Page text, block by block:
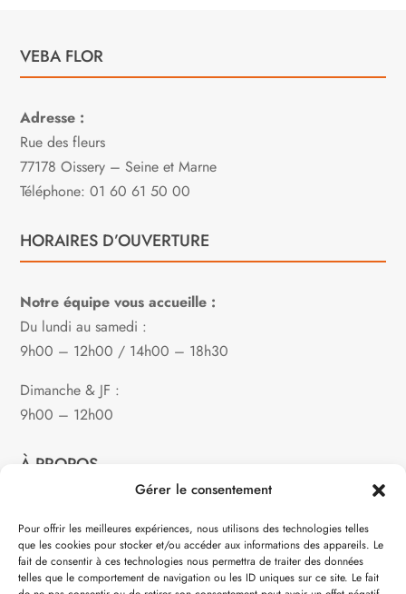
Gérer le consentement
Pour offrir les meilleures expériences, nous utilisons des technologies telles
que les cookies pour stocker et/ou accéder aux informations des appareils. Le
fait de consentir à ces technologies nous permettra de traiter des données
telles que le comportement de navigation ou les ID uniques sur ce site. Le fait
VEBA FLOR
Adresse :
Rue des fleurs
77178 Oissery – Seine et Marne
Téléphone: 01 60 61 50 00
HORAIRES D’OUVERTURE
Notre équipe vous accueille :
Du lundi au samedi :
9h00 – 12h00 / 14h00 – 18h30
Dimanche & JF :
9h00 – 12h00
À PROPOS
Notre philosophie
Contact
Partenaire de: